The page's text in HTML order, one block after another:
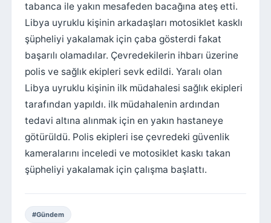
tabanca ile yakın mesafeden bacağına ateş etti.
Libya uyruklu kişinin arkadaşları motosiklet kasklı
şüpheliyi yakalamak için çaba gösterdi fakat
başarılı olamadılar. Çevredekilerin ihbarı üzerine
polis ve sağlık ekipleri sevk edildi. Yaralı olan
Libya uyruklu kişinin ilk müdahalesi sağlık ekipleri
tarafından yapıldı. ilk müdahalenin ardından
tedavi altına alınmak için en yakın hastaneye
götürüldü. Polis ekipleri ise çevredeki güvenlik
kameralarını inceledi ve motosiklet kaskı takan
şüpheliyi yakalamak için çalışma başlattı.
#Gündem